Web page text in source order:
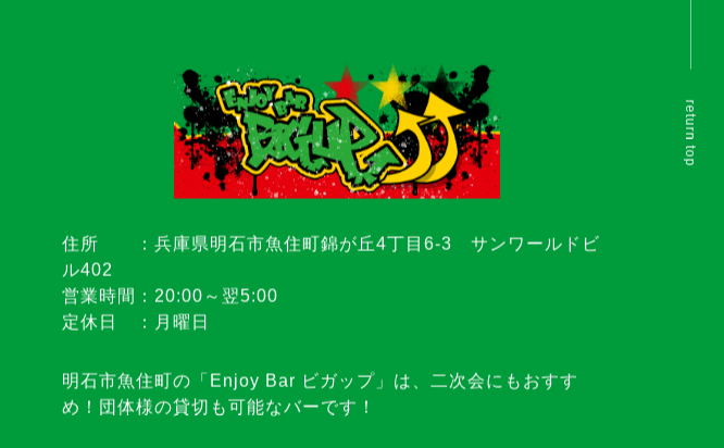
return top
住所 ：兵庫県明石市魚住町錦が丘4丁目6-3 サンワールドビ
ル402
営業時間：20:00～翌5:00
定休日 ：月曜日
明石市魚住町の「Enjoy Bar ビガップ」は、二次会にもおすす
め！団体様の貸切も可能なバーです！